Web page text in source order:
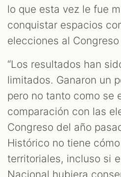
lo que esta vez le fue
conquistar espacios
elecciones al
“Los resultados han
limitados. Ganaron un
pero no tanto como se
comparación con las
Congreso del año
Histórico no tiene
territoriales, incluso si
Nacional hubiera